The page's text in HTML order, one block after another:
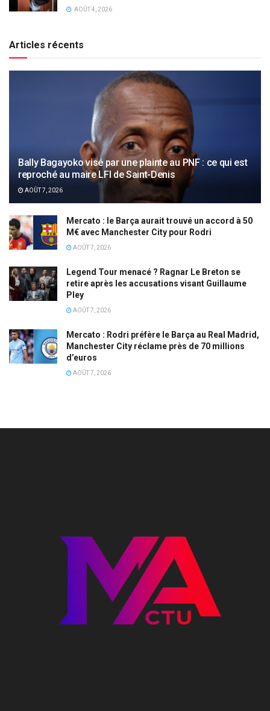
AOÛT 4, 2026
Articles récents
Bally Bagayoko visé par une plainte au PNF : ce qui est
reproché au maire LFI de Saint-Denis
AOÛT 7, 2026
Mercato : le Barça aurait trouvé un accord à 50
M€ avec Manchester City pour Rodri
AOÛT 7, 2026
Legend Tour menacé ? Ragnar Le Breton se
retire après les accusations visant Guillaume
Pley
AOÛT 7, 2026
Mercato : Rodri préfère le Barça au Real Madrid,
Manchester City réclame près de 70 millions
d’euros
AOÛT 7, 2026